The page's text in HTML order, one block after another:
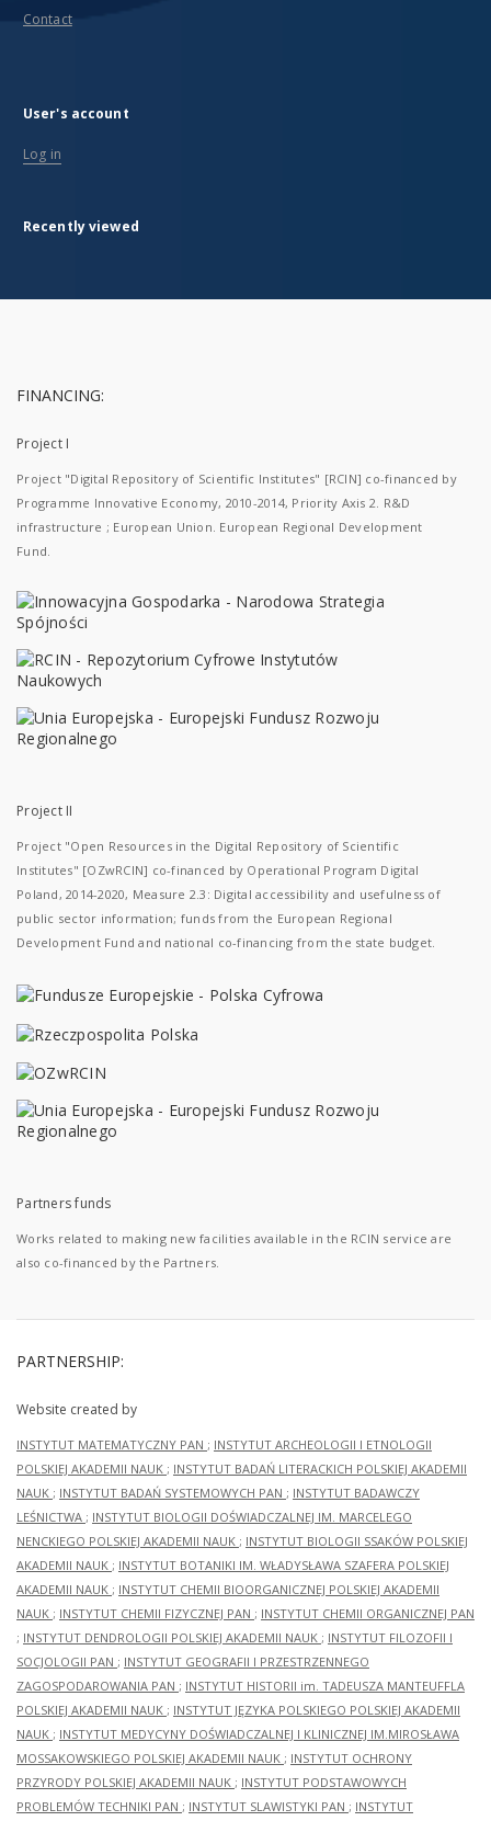
Contact
User's account
Log in
Recently viewed
FINANCING:
Project I
Project "Digital Repository of Scientific Institutes" [RCIN] co-financed by
Programme Innovative Economy, 2010-2014, Priority Axis 2. R&D
infrastructure ; European Union. European Regional Development
Fund.
Project II
Project "Open Resources in the Digital Repository of Scientific
Institutes" [OZwRCIN] co-financed by Operational Program Digital
Poland, 2014-2020, Measure 2.3: Digital accessibility and usefulness of
public sector information; funds from the European Regional
Development Fund and national co-financing from the state budget.
Partners funds
Works related to making new facilities available in the RCIN service are
also co-financed by the Partners.
PARTNERSHIP:
Website created by
INSTYTUT MATEMATYCZNY PAN ; INSTYTUT ARCHEOLOGII I ETNOLOGII
POLSKIEJ AKADEMII NAUK ; INSTYTUT BADAŃ LITERACKICH POLSKIEJ AKADEMII
NAUK ; INSTYTUT BADAŃ SYSTEMOWYCH PAN ; INSTYTUT BADAWCZY
LEŚNICTWA ; INSTYTUT BIOLOGII DOŚWIADCZALNEJ IM. MARCELEGO
NENCKIEGO POLSKIEJ AKADEMII NAUK ; INSTYTUT BIOLOGII SSAKÓW POLSKIEJ
AKADEMII NAUK ; INSTYTUT BOTANIKI IM. WŁADYSŁAWA SZAFERA POLSKIEJ
AKADEMII NAUK ; INSTYTUT CHEMII BIOORGANICZNEJ POLSKIEJ AKADEMII
NAUK ; INSTYTUT CHEMII FIZYCZNEJ PAN ; INSTYTUT CHEMII ORGANICZNEJ PAN
; INSTYTUT DENDROLOGII POLSKIEJ AKADEMII NAUK ; INSTYTUT FILOZOFII I
SOCJOLOGII PAN ; INSTYTUT GEOGRAFII I PRZESTRZENNEGO
ZAGOSPODAROWANIA PAN ; INSTYTUT HISTORII im. TADEUSZA MANTEUFFLA
POLSKIEJ AKADEMII NAUK ; INSTYTUT JĘZYKA POLSKIEGO POLSKIEJ AKADEMII
NAUK ; INSTYTUT MEDYCYNY DOŚWIADCZALNEJ I KLINICZNEJ IM.MIROSŁAWA
MOSSAKOWSKIEGO POLSKIEJ AKADEMII NAUK ; INSTYTUT OCHRONY
PRZYRODY POLSKIEJ AKADEMII NAUK ; INSTYTUT PODSTAWOWYCH
PROBLEMÓW TECHNIKI PAN ; INSTYTUT SLAWISTYKI PAN ; INSTYTUT